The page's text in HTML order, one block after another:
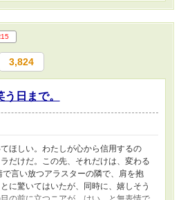
3,824
日まで。
ほしい。わたしが心から信用するの
だけだ。この先、それだけは、変わる
言い放つアラスターの隣で、肩を抱
に驚いてはいたが、同時に、嬉しそう